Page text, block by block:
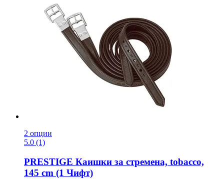
2 опции
5.0 (1)
PRESTIGE Каишки за стремена, tobacco,
145 cm (1 Чифт)